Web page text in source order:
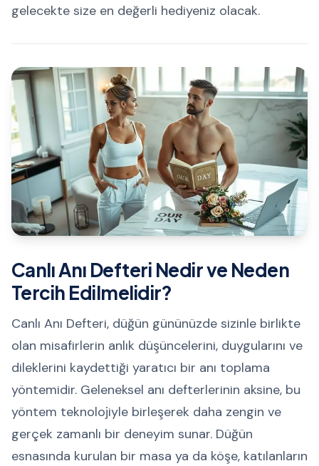
gelecekte size en değerli hediyeniz olacak.
Canlı Anı Defteri Nedir ve Neden
Tercih Edilmelidir?
Canlı Anı Defteri, düğün gününüzde sizinle birlikte
olan misafirlerin anlık düşüncelerini, duygularını ve
dileklerini kaydettiği yaratıcı bir anı toplama
yöntemidir. Geleneksel anı defterlerinin aksine, bu
yöntem teknolojiyle birleşerek daha zengin ve
gerçek zamanlı bir deneyim sunar. Düğün
esnasında kurulan bir masa ya da köşe, katılanların